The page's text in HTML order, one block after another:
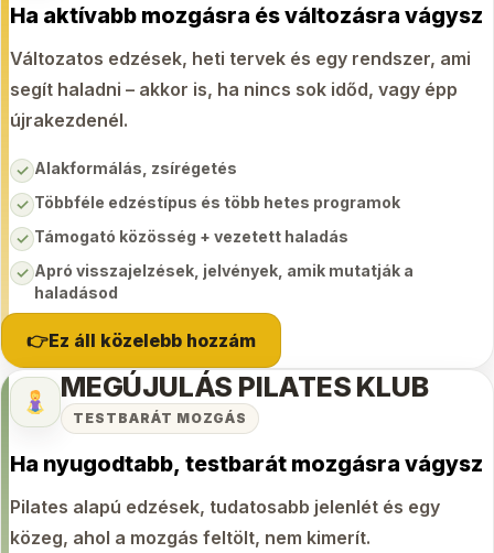
Ha aktívabb mozgásra és változásra vágysz
Változatos edzések, heti tervek és egy rendszer, ami
segít haladni – akkor is, ha nincs sok időd, vagy épp
újrakezdenél.
✓ Alakformálás, zsírégetés
✓ Többféle edzéstípus és több hetes programok
✓ Támogató közösség + vezetett haladás
✓ Apró visszajelzések, jelvények, amik mutatják a
haladásod
👉Ez áll közelebb hozzám
MEGÚJULÁS PILATES KLUB
TESTBARÁT MOZGÁS
Ha nyugodtabb, testbarát mozgásra vágysz
Pilates alapú edzések, tudatosabb jelenlét és egy
közeg, ahol a mozgás feltölt, nem kimerít.